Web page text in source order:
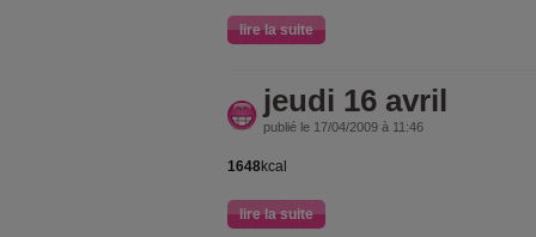
lire la suite
jeudi 16 avril
publié le 17/04/2009 à 11:46
1648kcal
lire la suite